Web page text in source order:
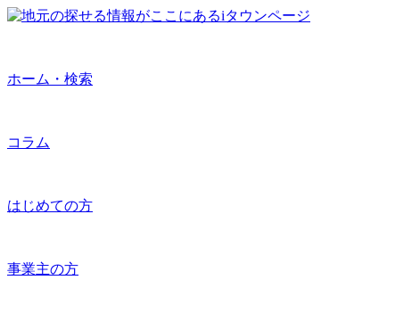
ホーム・検索
コラム
はじめての方
事業主の方